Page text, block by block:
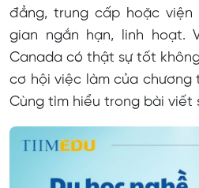
Du học nghề Canada ngành
Cách đăng ký du học nghề tại
Du học nghề Canada có định
đẳng, trung cấp hoặc viện
gian ngắn hạn, linh hoạt.
Canada có thật sự tốt
cơ hội việc làm của chương
Cùng tìm hiểu trong bài viết